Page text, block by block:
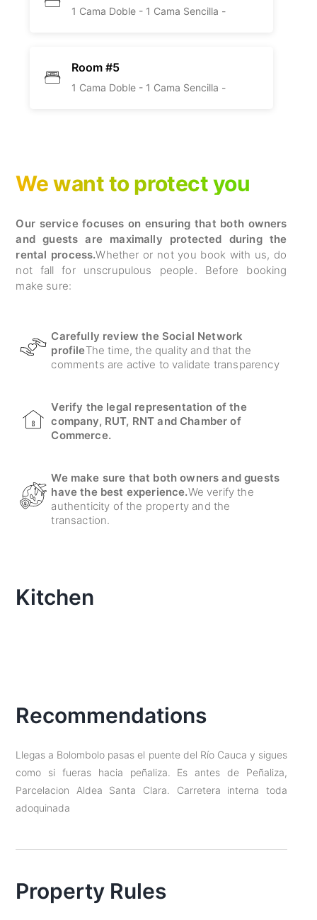
1 Cama Doble - 1 Cama Sencilla -
Room #5
1 Cama Doble - 1 Cama Sencilla -
We want to protect you
Our service focuses on ensuring that both owners
and guests are maximally protected during the
rental process.Whether or not you book with us, do
not fall for unscrupulous people. Before booking
make sure:
Carefully review the Social Network
profileThe time, the quality and that the
comments are active to validate transparency
Verify the legal representation of the
company, RUT, RNT and Chamber of
Commerce.
We make sure that both owners and guests
have the best experience.We verify the
authenticity of the property and the
transaction.
Kitchen
Recommendations
Llegas a Bolombolo pasas el puente del Río Cauca y sigues
como si fueras hacia peñaliza. Es antes de Peñaliza,
Parcelacion Aldea Santa Clara. Carretera interna toda
adoquinada
Property Rules